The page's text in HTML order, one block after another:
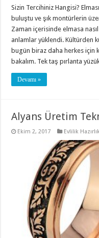
Sizin Tercihiniz Hangisi?
buluştu ve şık montürlerin
Zaman içerisinde elmasa
anlamlar yüklendi. Kültürden
bugün biraz daha herkes için
bakalım. Tek taş pırlanta
Devamı »
Alyans Üretim
Ekim 2, 2017 Evlilik